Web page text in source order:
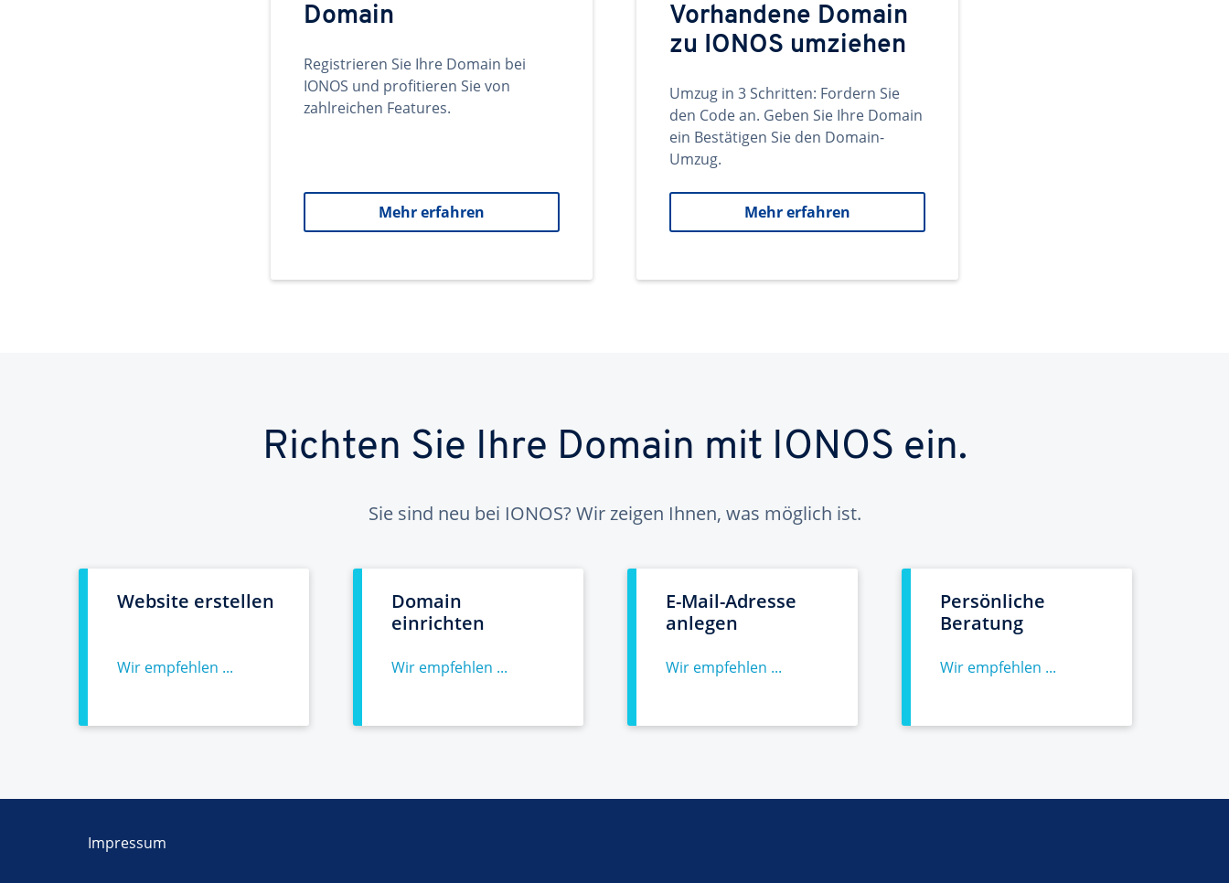
Domain
Registrieren Sie Ihre Domain bei
IONOS und profitieren Sie von
zahlreichen Features.
Mehr erfahren
Vorhandene Domain
zu IONOS umziehen
Umzug in 3 Schritten: Fordern Sie
den Code an. Geben Sie Ihre Domain
ein Bestätigen Sie den Domain-
Umzug.
Mehr erfahren
Richten Sie Ihre Domain mit IONOS ein.
Sie sind neu bei IONOS? Wir zeigen Ihnen, was möglich ist.
Website erstellen
Wir empfehlen ...
Domain
einrichten
Wir empfehlen ...
E-Mail-Adresse
anlegen
Wir empfehlen ...
Persönliche
Beratung
Wir empfehlen ...
Impressum